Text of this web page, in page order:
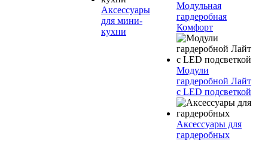
Аксессуары
для мини-
кухни
Модульная
гардеробная
Комфорт
Модули
гардеробной Лайт
с LED подсветкой
Аксессуары для
гардеробных